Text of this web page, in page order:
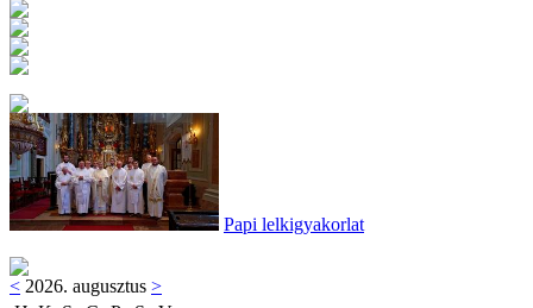
Papi lelkigyakorlat
< 2026. augusztus >